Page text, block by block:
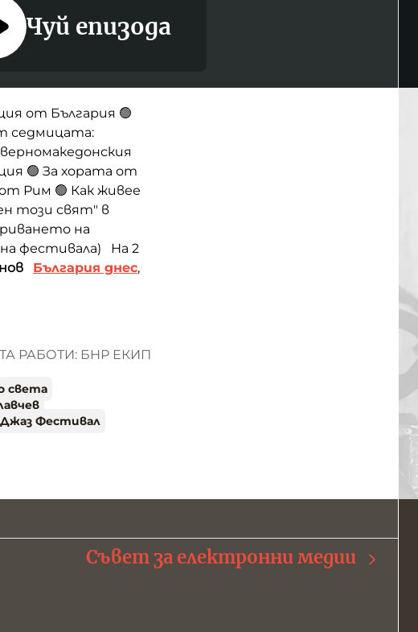
Чуй епизода
от България 🟢
седмицата:
🟢 За хората от
Рим 🟢 Как живее
този свят" в
на
фестивала) На 2
България днес,
РАБОТИ: БНР ЕКИП
света
Джаз Фестивал
Съвет за електронни медии